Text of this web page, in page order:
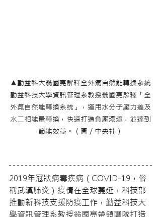
▲勤益科大翁國亮解釋全外氣自然能轉換系統
勤益科技大學資訊管理系教授翁國亮解釋「全
外氣自然能轉換系統」，運用水分子壓力差及
水二相能量轉換，快速打造負壓環境，並達到
節能效益。（圖／中央社）
2019年冠狀病毒疾病（COVID-19，俗
稱武漢肺炎）疫情在全球蔓延，科技部
推動新科技支援防疫工作，勤益科技大
學資訊管理系教授翁國亮帶領團隊打造